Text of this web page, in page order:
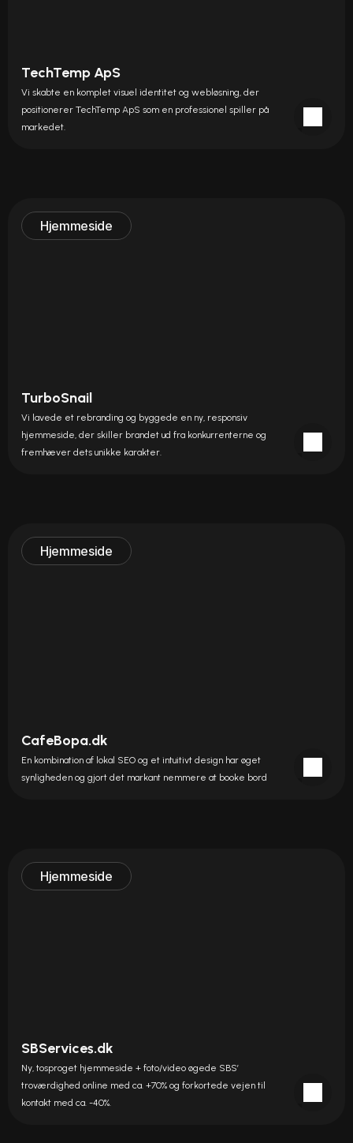
Hjemmeside
CafeBopa.dk
En kombination af lokal SEO og et intuitivt design har øget
synligheden og gjort det markant nemmere at booke bord
Hjemmeside
SBServices.dk
Ny, tosproget hjemmeside + foto/video øgede SBS’
troværdighed online med ca. +70% og forkortede vejen til
kontakt med ca. -40%.
TechTemp ApS
Vi skabte en komplet visuel identitet og webløsning, der
positionerer TechTemp ApS som en professionel spiller på
markedet.
Hjemmeside
TurboSnail
Vi lavede et rebranding og byggede en ny, responsiv
hjemmeside, der skiller brandet ud fra konkurrenterne og
fremhæver dets unikke karakter.